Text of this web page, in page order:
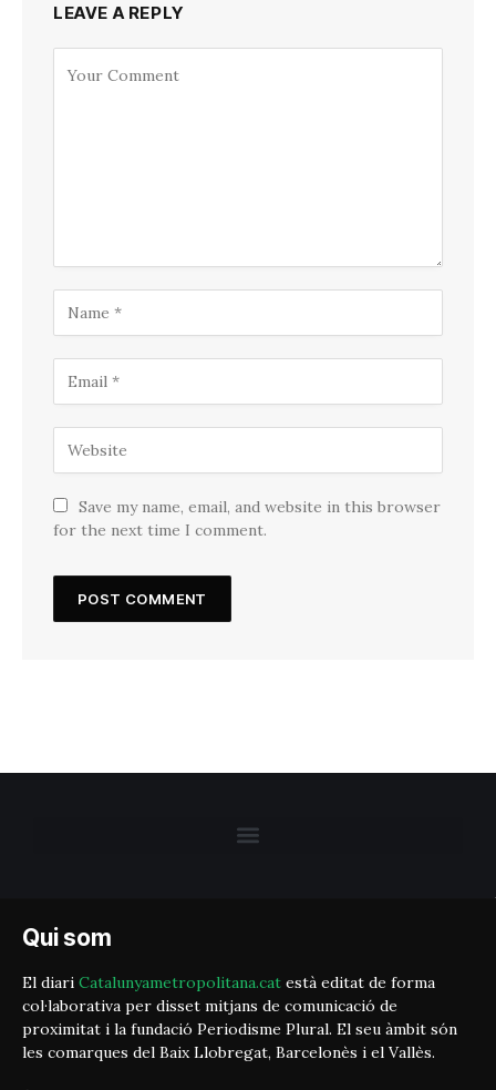
LEAVE A REPLY
Save my name, email, and website in this browser
for the next time I comment.
Qui som
El diari Catalunyametropolitana.cat està editat de forma
col·laborativa per disset mitjans de comunicació de
proximitat i la fundació Periodisme Plural. El seu àmbit són
les comarques del Baix Llobregat, Barcelonès i el Vallès.